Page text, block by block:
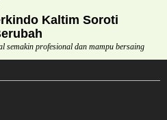
Kaltim Soroti
semakin profesional dan mampu bersaing